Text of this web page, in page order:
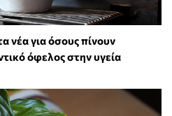
νέα για όσους πίνουν
όφελος στην υγεία